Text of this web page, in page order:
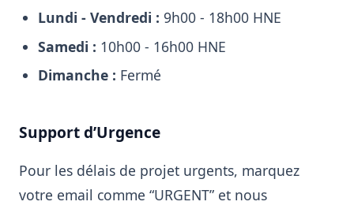
Lundi - Vendredi : 9h00 - 18h00 HNE
Samedi : 10h00 - 16h00 HNE
Dimanche : Fermé
Support d’Urgence
Pour les délais de projet urgents, marquez
votre email comme “URGENT” et nous